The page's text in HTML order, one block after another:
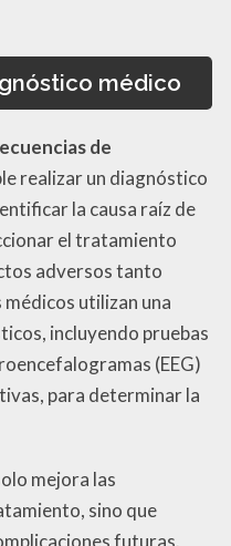
médico
de
realizar un diagnóstico
la causa raíz de
el tratamiento
adversos tanto
utilizan una
incluyendo pruebas
(EEG)
para determinar la
mejora las
sino que
futuras.